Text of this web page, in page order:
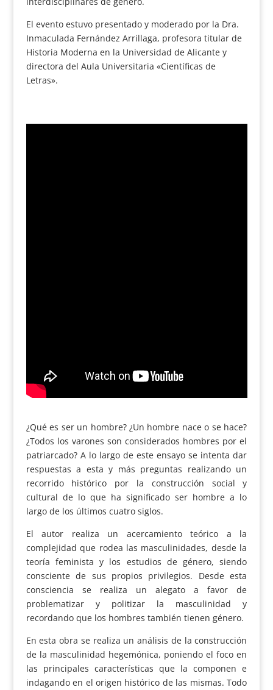
El evento estuvo presentado y moderado por la Dra.
Inmaculada Fernández Arrillaga, profesora titular de
Historia Moderna en la Universidad de Alicante y
directora del Aula Universitaria «Científicas de
Letras».
¿Qué es ser un hombre? ¿Un hombre nace o se hace?
¿Todos los varones son considerados hombres por el
patriarcado? A lo largo de este ensayo se intenta dar
respuestas a esta y más preguntas realizando un
recorrido histórico por la construcción social y
cultural de lo que ha significado ser hombre a lo
largo de los últimos cuatro siglos.
El autor realiza un acercamiento teórico a la
complejidad que rodea las masculinidades, desde la
teoría feminista y los estudios de género, siendo
consciente de sus propios privilegios. Desde esta
consciencia se realiza un alegato a favor de
problematizar y politizar la masculinidad y
recordando que los hombres también tienen género.
En esta obra se realiza un análisis de la construcción
de la masculinidad hegemónica, poniendo el foco en
las principales características que la componen e
indagando en el origen histórico de las mismas. Todo